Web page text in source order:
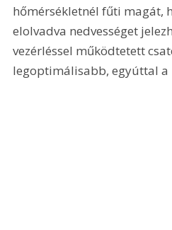
hőmérsékletnél fűti magát,
elolvadva nedvességet
vezérléssel működtetett
legoptimálisabb, egyúttal a